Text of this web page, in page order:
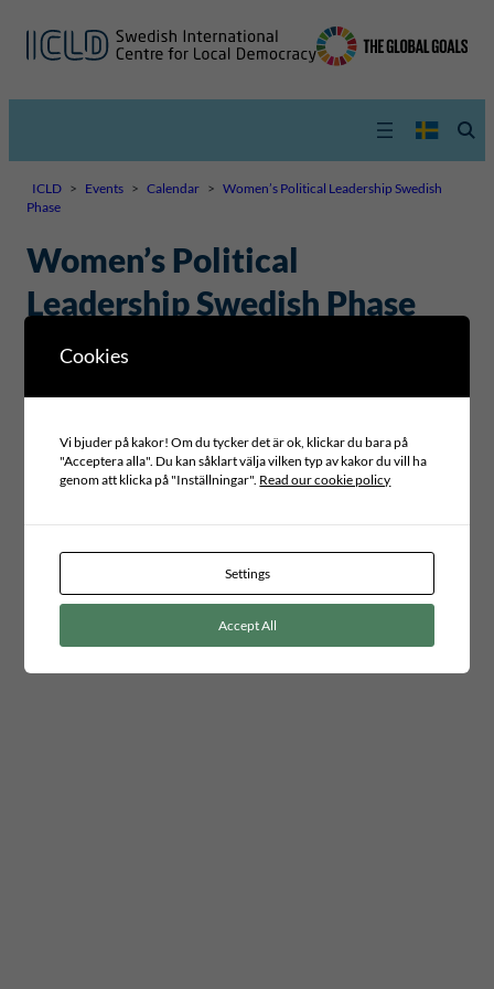
ICLD > Events > Calendar > Women’s Political Leadership Swedish
Phase
Women’s Political
Leadership Swedish Phase
Add to
Calendar
Add to
Outlook.com
Add to
Outlook
(Office 365)
Download
Cookies
Vi bjuder på kakor! Om du tycker det är ok, klickar du bara på
"Acceptera alla". Du kan såklart välja vilken typ av kakor du vill ha
genom att klicka på "Inställningar". Read our cookie policy
Settings
Accept All